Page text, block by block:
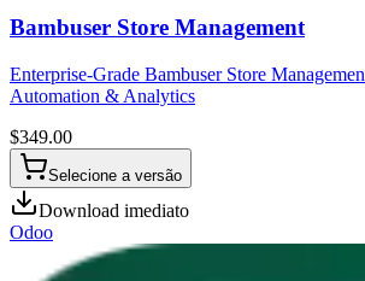
Bambuser Store Management
Enterprise-Grade Bambuser Store
Automation & Analytics
$349.00
Selecione a versão
Download imediato
Odoo